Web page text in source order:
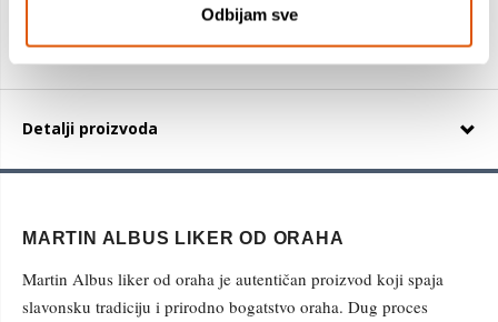
Odbijam sve
Detalji proizvoda
MARTIN ALBUS LIKER OD ORAHA
Martin Albus liker od oraha je autentičan proizvod koji spaja
slavonsku tradiciju i prirodno bogatstvo oraha. Dug proces